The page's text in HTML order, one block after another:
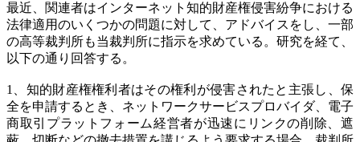
最近、関連者はインターネット知的財産権侵害紛争における
法律適用のいくつかの問題に対して、アドバイスをし、一部
の高等裁判所も当裁判所に指示を求めている。研究を経て、
以下の通り回答する。
1、知的財産権権利者はその権利が侵害されたと主張し、保
全を申請するとき、ネットワークサービスプロバイダ、電子
商取引プラットフォーム経営者が迅速にリンクの削除、遮